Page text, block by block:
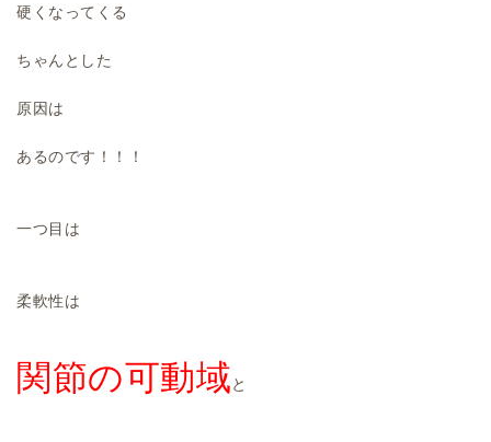
硬くなってくる
ちゃんとした
原因は
あるのです！！！
一つ目は
柔軟性は
関節の可動域 と